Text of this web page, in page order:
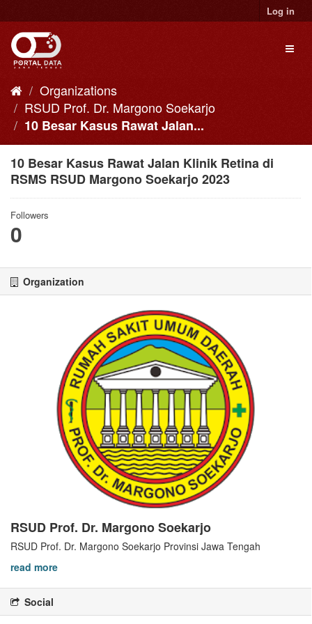
to
content
Log in
Organizations
RSUD Prof. Dr. Margono Soekarjo
10 Besar Kasus Rawat Jalan...
10 Besar Kasus Rawat Jalan Klinik Retina di
RSMS RSUD Margono Soekarjo 2023
Followers
0
Organization
RSUD Prof. Dr. Margono Soekarjo
RSUD Prof. Dr. Margono Soekarjo Provinsi Jawa Tengah
read more
Social